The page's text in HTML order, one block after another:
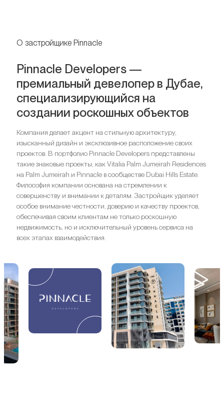
О застройщике Pinnacle
Pinnacle Developers —
премиальный девелопер в Дубае,
специализирующийся на
создании роскошных объектов
Компания делает акцент на стильную архитектуру,
изысканный дизайн и эксклюзивное расположение своих
проектов. В портфолио Pinnacle Developers представлены
такие знаковые проекты, как Vitalia Palm Jumeirah Residences
на Palm Jumeirah и Pinnacle в сообществе Dubai Hills Estate.
Философия компании основана на стремлении к
совершенству и внимании к деталям. Застройщик уделяет
особое внимание честности, доверию и качеству проектов,
обеспечивая своим клиентам не только роскошную
недвижимость, но и исключительный уровень сервиса на
всех этапах взаимодействия.